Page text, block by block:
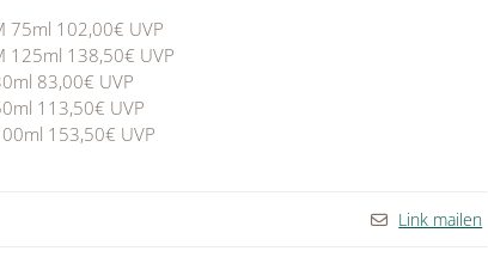
75ml 102,00€ UVP
125ml 138,50€ UVP
83,00€ UVP
113,50€ UVP
153,50€ UVP
Link mailen